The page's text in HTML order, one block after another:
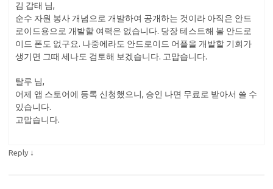
김 갑태 님,
순수 자원 봉사 개념으로 개발하여 공개하는 것이라 아직은 안드
로이드용으로 개발할 여력은 없습니다. 당장 테스트해 볼 안드로
이드 폰도 없구요. 나중에라도 안드로이드 어플을 개발할 기회가
생기면 그때 세나도 검토해 보겠습니다. 고맙습니다.
탈루 님,
어제 앱 스토어에 등록 신청했으니, 승인 나면 무료로 받아서 쓸 수
있습니다.
고맙습니다.
Reply ↓